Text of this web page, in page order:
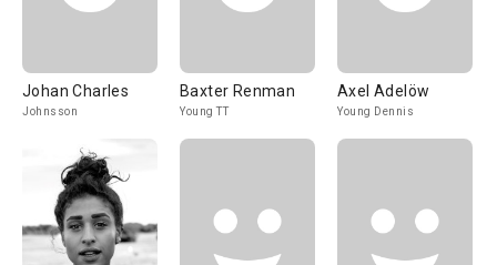
Johan Charles
Johnsson
Baxter Renman
Young TT
Axel Adelöw
Young Dennis